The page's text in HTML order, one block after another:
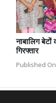
नाबालिग
गिरफ्तार
Published